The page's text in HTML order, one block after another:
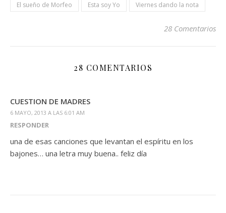
El sueño de Morfeo Esta soy Yo Viernes dando la nota
28 Comentarios
28 COMENTARIOS
CUESTION DE MADRES
6 MAYO, 2013 A LAS 6:01 AM
RESPONDER
una de esas canciones que levantan el espíritu en los
bajones… una letra muy buena.. feliz día